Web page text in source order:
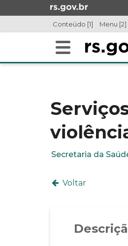
para
para
Conteúdo [1] Menu [2]
Alterna
Secretaria da
Voltar